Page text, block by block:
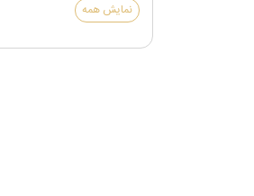
نمایش همه